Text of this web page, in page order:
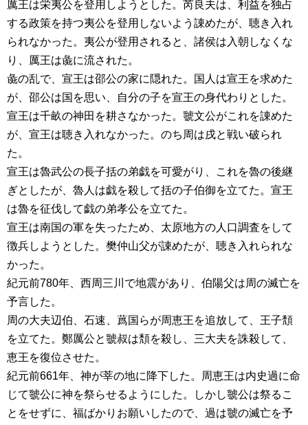
厲王は栄夷公を登用しようとした。芮良夫は、利益を独占
する政策を持つ夷公を登用しないよう諌めたが、聴き入れ
られなかった。夷公が登用されると、諸侯は入朝しなくな
り、厲王は彘に流された。
彘の乱で、宣王は邵公の家に隠れた。国人は宣王を求めた
が、邵公は国を思い、自分の子を宣王の身代わりとした。
宣王は千畝の神田を耕さなかった。虢文公がこれを諌めた
が、宣王は聴き入れなかった。のち周は戌と戦い破られ
た。
宣王は魯武公の長子括の弟戯を可愛がり、これを魯の後継
ぎとしたが、魯人は戯を殺して括の子伯御を立てた。宣王
は魯を征伐して戯の弟孝公を立てた。
宣王は南国の軍を失ったため、太原地方の人口調査をして
徴兵しようとした。樊仲山父が諌めたが、聴き入れられな
かった。
紀元前780年、西周三川で地震があり、伯陽父は周の滅亡を
予言した。
周の大夫辺伯、石速、蔿国らが周恵王を追放して、王子頽
を立てた。鄭厲公と虢叔は頽を殺し、三大夫を誅殺して、
恵王を復位させた。
紀元前661年、神が莘の地に降下した。周恵王は内史過に命
じて虢公に神を祭らせるようにした。しかし虢公は祭るこ
とをせずに、福ばかりお願いしたので、過は虢の滅亡を予